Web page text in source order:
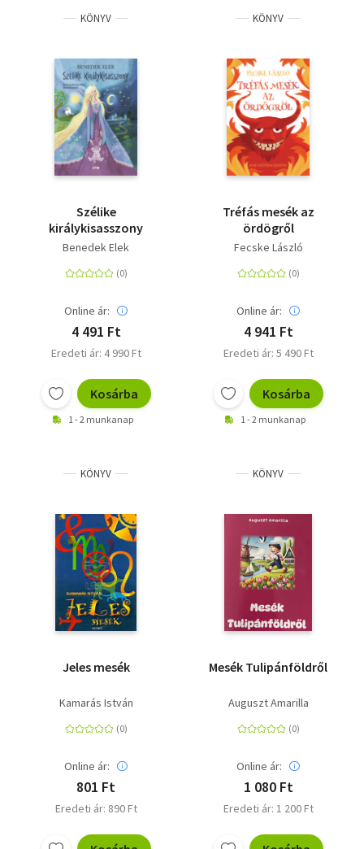
KÖNYV
Szélike
királykisasszony
Benedek Elek
Online ár:
4 491 Ft
Eredeti ár: 4 990 Ft
Kosárba
1 - 2 munkanap
KÖNYV
Tréfás mesék az
ördögről
Fecske László
Online ár:
4 941 Ft
Eredeti ár: 5 490 Ft
Kosárba
1 - 2 munkanap
KÖNYV
Jeles mesék
Kamarás István
Online ár:
801 Ft
Eredeti ár: 890 Ft
KÖNYV
Mesék Tulipánföldről
Auguszt Amarilla
Online ár:
1 080 Ft
Eredeti ár: 1 200 Ft